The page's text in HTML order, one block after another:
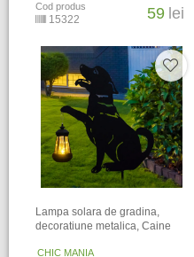
Cod produs
15322 59 lei
Lampa solara de gradina,
decoratiune metalica, Caine
CHIC MANIA